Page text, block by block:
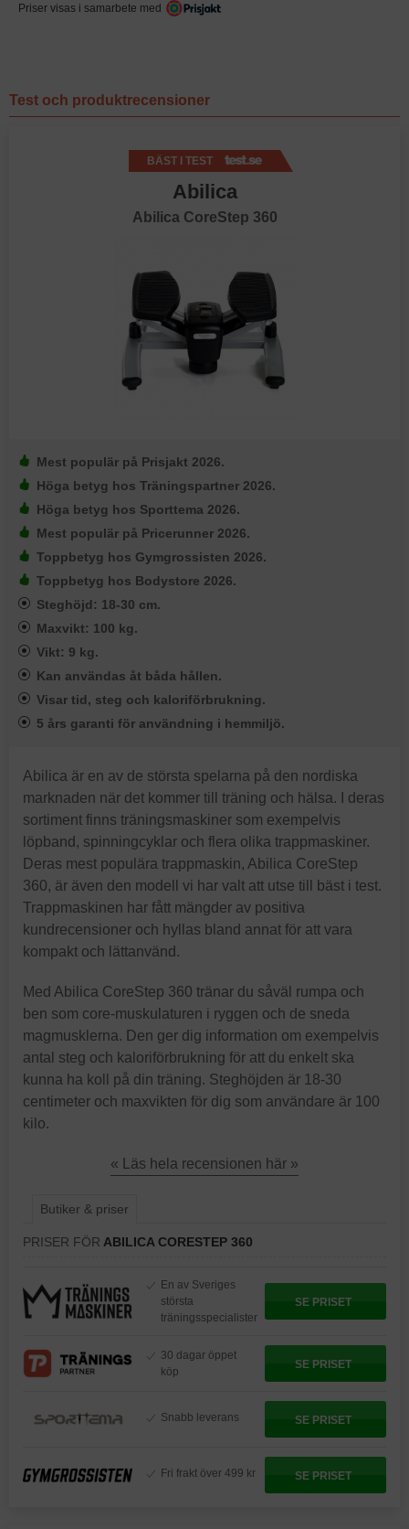
Priser visas i samarbete med
Test och produktrecensioner
BÄST I TEST
Abilica
Abilica CoreStep 360
Mest populär på Prisjakt 2026.
Höga betyg hos Träningspartner 2026.
Höga betyg hos Sporttema 2026.
Mest populär på Pricerunner 2026.
Toppbetyg hos Gymgrossisten 2026.
Toppbetyg hos Bodystore 2026.
Steghöjd: 18-30 cm.
Maxvikt: 100 kg.
Vikt: 9 kg.
Kan användas åt båda hållen.
Visar tid, steg och kaloriförbrukning.
5 års garanti för användning i hemmiljö.
Abilica är en av de största spelarna på den nordiska
marknaden när det kommer till träning och hälsa. I deras
sortiment finns träningsmaskiner som exempelvis
löpband, spinningcyklar och flera olika trappmaskiner.
Deras mest populära trappmaskin, Abilica CoreStep
360, är även den modell vi har valt att utse till bäst i test.
Trappmaskinen har fått mängder av positiva
kundrecensioner och hyllas bland annat för att vara
kompakt och lättanvänd.
Med Abilica CoreStep 360 tränar du såväl rumpa och
ben som core-muskulaturen i ryggen och de sneda
magmusklerna. Den ger dig information om exempelvis
antal steg och kaloriförbrukning för att du enkelt ska
kunna ha koll på din träning. Steghöjden är 18-30
centimeter och maxvikten för dig som användare är 100
kilo.
« Läs hela recensionen här »
Butiker & priser
PRISER FÖR ABILICA CORESTEP 360
En av Sveriges
största
träningsspecialister
SE PRISET
30 dagar öppet
köp
SE PRISET
Snabb leverans SE PRISET
Fri frakt över 499 kr SE PRISET